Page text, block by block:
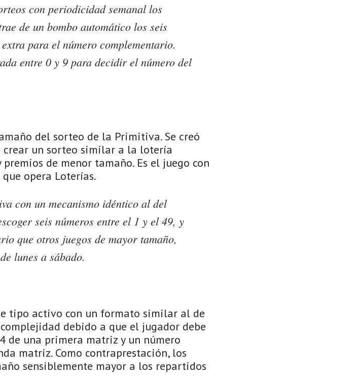
con periodicidad semanal los
de un bombo automático los seis
para el número complementario.
entre 0 y 9 para decidir el número del
del sorteo de la Primitiva. Se creó
un sorteo similar a la lotería
de menor tamaño. Es el juego con
opera Loterías.
con un mecanismo idéntico al del
seis números entre el 1 y el 49, y
que otros juegos de mayor tamaño,
lunes a sábado.
tipo activo con un formato similar al de
debido a que el jugador debe
de una primera matriz y un número
matriz. Como contraprestación, los
sensiblemente mayor a los repartidos